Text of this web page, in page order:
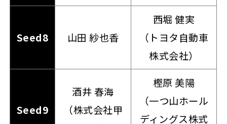
Seed8 山田 紗也香
西堀 健実
（トヨタ自動車
株式会社）
Seed9
酒井 春海
（株式会社甲
樫原 美陽
（一つ山ホール
ディングス株式